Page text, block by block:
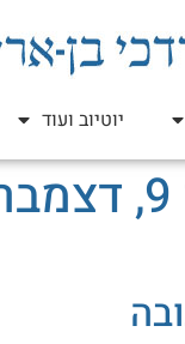
יוטיוב ועוד